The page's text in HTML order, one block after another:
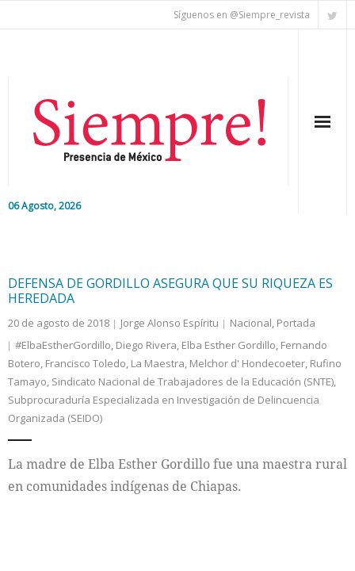
Síguenos en @Siempre_revista
06 Agosto, 2026
Colaboradores
Internacional
Cultura
DEFENSA DE GORDILLO ASEGURA QUE SU RIQUEZA ES
HEREDADA
20 de agosto de 2018 Jorge Alonso Espíritu Nacional, Portada
#ElbaEstherGordillo, Diego Rivera, Elba Esther Gordillo, Fernando
Botero, Francisco Toledo, La Maestra, Melchor d' Hondecoeter, Rufino
Tamayo, Sindicato Nacional de Trabajadores de la Educación (SNTE),
Subprocuraduría Especializada en Investigación de Delincuencia
Organizada (SEIDO)
La madre de Elba Esther Gordillo fue una maestra rural
en comunidades indígenas de Chiapas.